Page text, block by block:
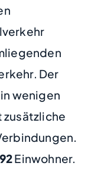
Der
wenigen
Einwohner.